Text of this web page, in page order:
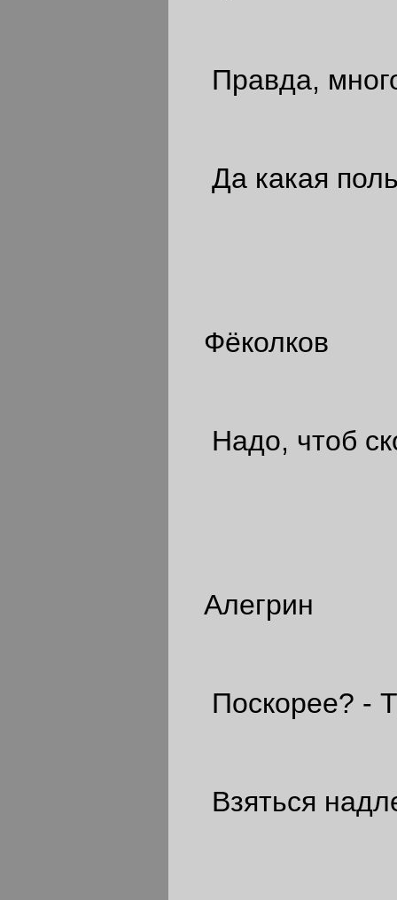
Правда,
Да какая
Фёколков
Надо, чтоб
Алегрин
Поскорее? -
Взяться